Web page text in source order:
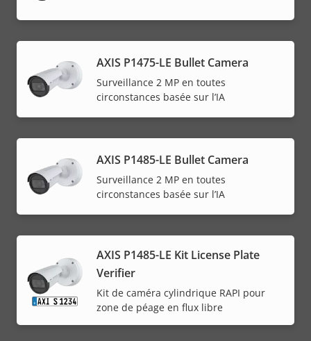
AXIS P1475-LE Bullet Camera
Surveillance 2 MP en toutes
circonstances basée sur l’IA
AXIS P1485-LE Bullet Camera
Surveillance 2 MP en toutes
circonstances basée sur l’IA
AXIS P1485-LE Kit License Plate
Verifier
Kit de caméra cylindrique RAPI pour
zone de péage en flux libre